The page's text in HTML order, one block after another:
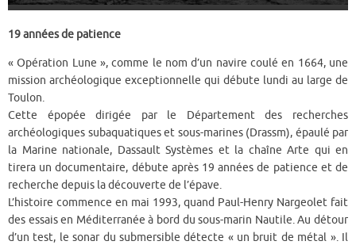
19 années de patience
« Opération Lune », comme le nom d’un navire coulé en 1664, une
mission archéologique exceptionnelle qui débute lundi au large de
Toulon.
Cette épopée dirigée par le Département des recherches
archéologiques subaquatiques et sous-marines (Drassm), épaulé par
la Marine nationale, Dassault Systèmes et la chaîne Arte qui en
tirera un documentaire, débute après 19 années de patience et de
recherche depuis la découverte de l’épave.
L’histoire commence en mai 1993, quand Paul-Henry Nargeolet fait
des essais en Méditerranée à bord du sous-marin Nautile. Au détour
d’un test, le sonar du submersible détecte « un bruit de métal ». Il